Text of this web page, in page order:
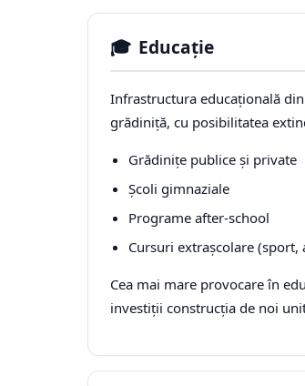
🎓 Educație
Infrastructura educațională
grădiniță, cu posibilitatea
Grădinițe publice și private
Școli gimnaziale
Programe after-school
Cursuri extrașcolare
Cea mai mare provocare în
investiții construcția de noi